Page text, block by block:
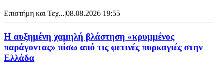
Επιστήμη και Τεχ...|08.08.2026 19:55
Η αυξημένη χαμηλή βλάστηση «κρυμμένος
παράγοντας» πίσω από τις φετινές πυρκαγιές στην
Ελλάδα